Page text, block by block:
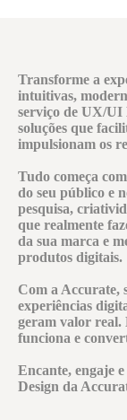
Transforme a
intuitivas,
serviço de UX/UI
soluções que
impulsionam os
Tudo começa
do seu público e
pesquisa,
que realmente
da sua marca e
produtos digitais.
Com a Accurate,
experiências
geram valor real.
funciona e
Encante, engaje
Design da